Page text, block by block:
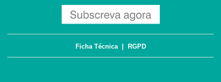
Ficha Técnica| RGPD